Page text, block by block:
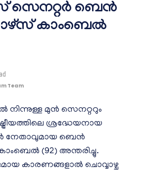
സെനറ്റർ ബെൻ
കാംബെൽ
Team
മുൻ സെനറ്ററും
ശ്രദ്ധേയനായ
നേതാവുമായ ബെൻ
(92) അന്തരിച്ചു.
കാരണങ്ങളാൽ ചൊവ്വാഴ്ച